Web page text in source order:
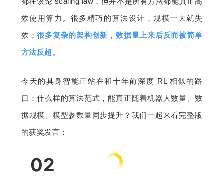
效使用算力。很多精巧的算法设计，规模一大就失
效；很多复杂的架构创新，数据量上来后反而被简单
方法反超。
今天的具身智能正站在和十年前深度 RL 相似的路
口：什么样的算法范式，能真正随着机器人数量、数
据规模、模型参数量同步提升？我们一起来看完整版
的获奖发言：
02